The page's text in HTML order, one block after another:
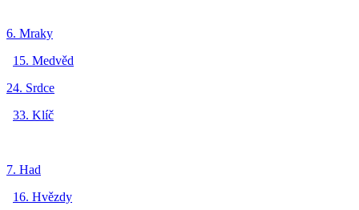
6. Mraky
15. Medvěd
24. Srdce
33. Klíč
7. Had
16. Hvězdy